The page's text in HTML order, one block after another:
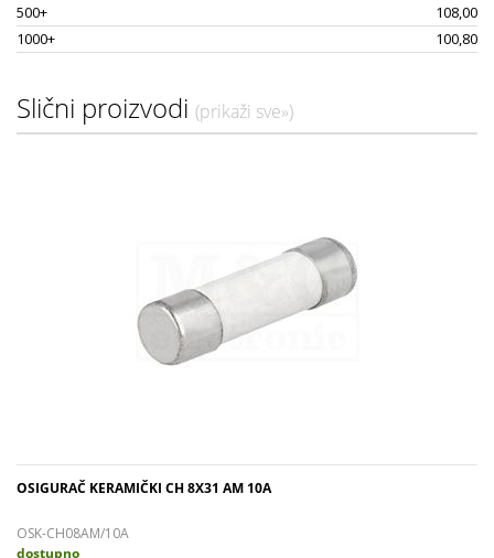
500+
108,00
1000+
100,80
Slični proizvodi (prikaži sve»)
OSIGURAČ KERAMIČKI CH 8X31 AM 10A
OSK-CH08AM/10A
dostupno